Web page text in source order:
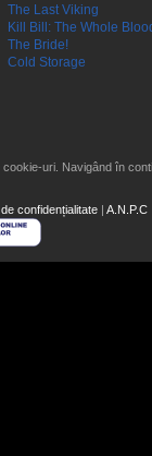
The Last Viking
Kill Bill: The Whole
The Bride!
Cold Storage
uri. Navigând în
confidențialitate | A.N.P.C